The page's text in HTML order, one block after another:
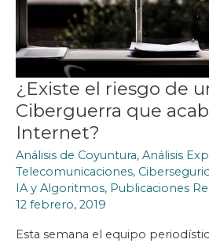
¿Existe el riesgo de
Ciberguerra que
Internet?
Análisis de Coyuntura, Análisis
Telecomunicaciones,
IA y Algoritmos, Publicaciones
12 febrero, 2019
Esta semana el equipo